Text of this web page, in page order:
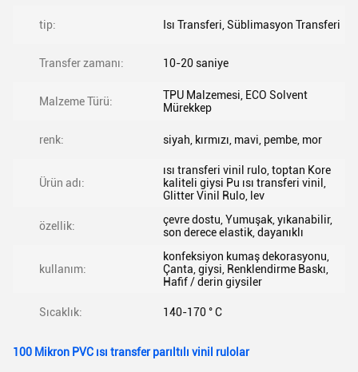
tip: Isı Transferi, Süblimasyon Transferi
Transfer zamanı: 10-20 saniye
Malzeme Türü:
TPU Malzemesi, ECO Solvent
Mürekkep
renk: siyah, kırmızı, mavi, pembe, mor
Ürün adı:
ısı transferi vinil rulo, toptan Kore
kaliteli giysi Pu ısı transferi vinil,
Glitter Vinil Rulo, lev
özellik:
çevre dostu, Yumuşak, yıkanabilir,
son derece elastik, dayanıklı
kullanım:
konfeksiyon kumaş dekorasyonu,
Çanta, giysi, Renklendirme Baskı,
Hafif / derin giysiler
Sıcaklık: 140-170 ° C
100 Mikron PVC ısı transfer parıltılı vinil rulolar